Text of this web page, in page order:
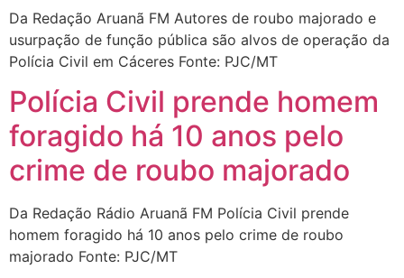
Da Redação Aruanã FM Autores de roubo majorado e
usurpação de função pública são alvos de operação da
Polícia Civil em Cáceres Fonte: PJC/MT
Polícia Civil prende homem
foragido há 10 anos pelo
crime de roubo majorado
Da Redação Rádio Aruanã FM Polícia Civil prende
homem foragido há 10 anos pelo crime de roubo
majorado Fonte: PJC/MT